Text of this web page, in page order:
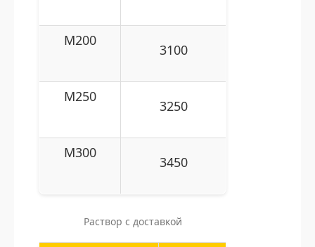
M200
3100
M250
3250
M300
3450
Раствор с доставкой